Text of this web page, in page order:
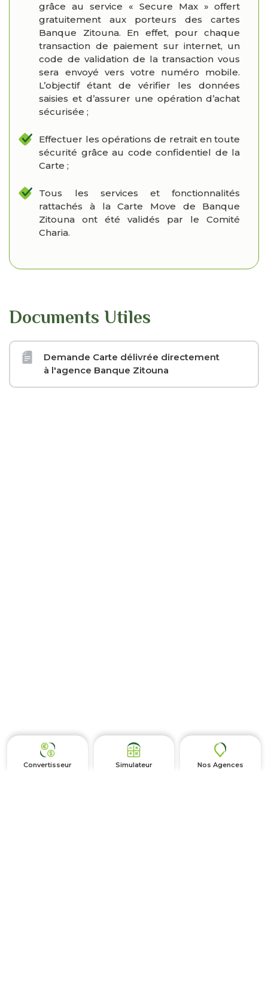
Convertisseur Simulateur Nos Agences
grâce au service « Secure Max » offert
gratuitement aux porteurs des cartes
Banque Zitouna. En effet, pour chaque
transaction de paiement sur internet, un
code de validation de la transaction vous
sera envoyé vers votre numéro mobile.
L’objectif étant de vérifier les données
saisies et d’assurer une opération d’achat
sécurisée ;
Effectuer les opérations de retrait en toute
sécurité grâce au code confidentiel de la
Carte ;
Tous les services et fonctionnalités
rattachés à la Carte Move de Banque
Zitouna ont été validés par le Comité
Charia.
Documents Utiles
Demande Carte délivrée directement
à l'agence Banque Zitouna